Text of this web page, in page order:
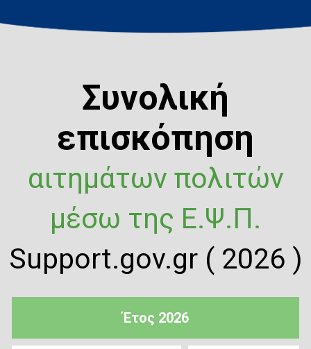
Έτος 2026
Συνολική
επισκόπηση
αιτημάτων πολιτών
μέσω της Ε.Ψ.Π.
Support.gov.gr ( 2026 )